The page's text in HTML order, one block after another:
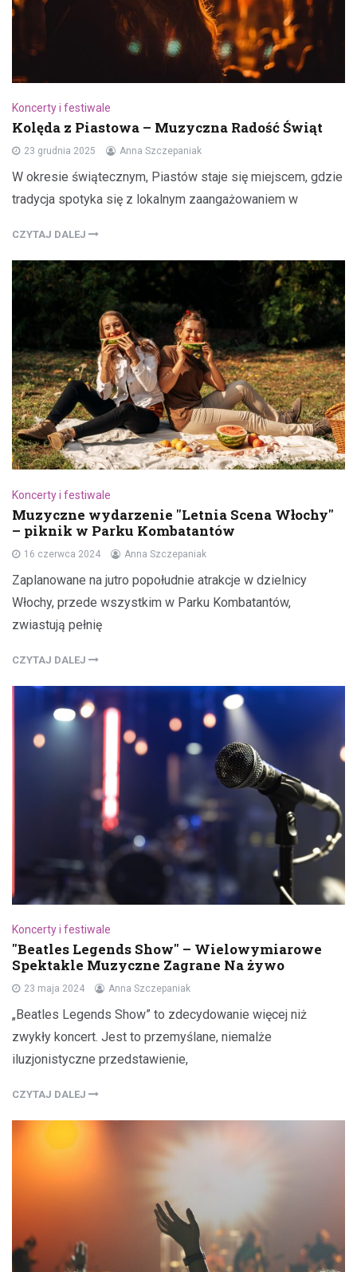
Koncerty i festiwale
Kolęda z Piastowa – Muzyczna Radość Świąt
23 grudnia 2025 Anna Szczepaniak
W okresie świątecznym, Piastów staje się miejscem, gdzie
tradycja spotyka się z lokalnym zaangażowaniem w
CZYTAJ DALEJ
Koncerty i festiwale
Muzyczne wydarzenie "Letnia Scena Włochy"
– piknik w Parku Kombatantów
16 czerwca 2024 Anna Szczepaniak
Zaplanowane na jutro popołudnie atrakcje w dzielnicy
Włochy, przede wszystkim w Parku Kombatantów,
zwiastują pełnię
CZYTAJ DALEJ
Koncerty i festiwale
"Beatles Legends Show" – Wielowymiarowe
Spektakle Muzyczne Zagrane Na żywo
23 maja 2024 Anna Szczepaniak
„Beatles Legends Show” to zdecydowanie więcej niż
zwykły koncert. Jest to przemyślane, niemalże
iluzjonistyczne przedstawienie,
CZYTAJ DALEJ